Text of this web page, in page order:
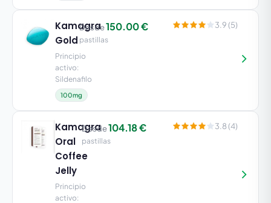
Kamagra
Gold
Principio
activo:
Sildenafilo
100mg
Desde150.00 €
pastillas
3.9 (5)
Kamagra
Oral
Coffee
Jelly
Principio
activo:
Desde104.18 €
pastillas
3.8 (4)